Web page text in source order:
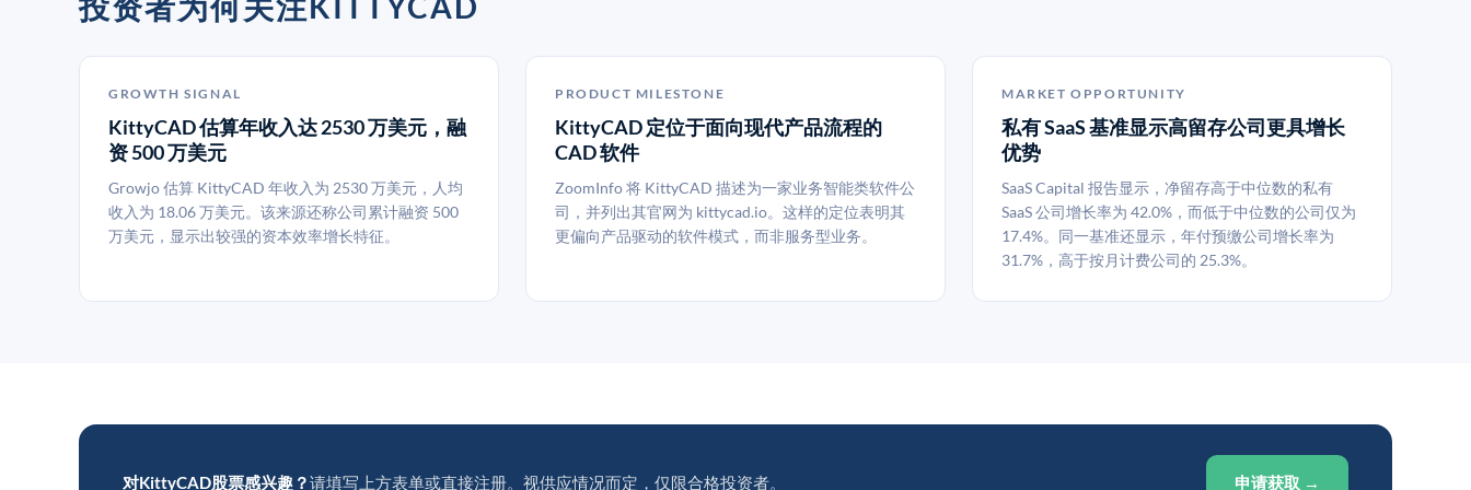
GROWTH SIGNAL
KittyCAD 估算年收入达 2530 万美元，融
资 500 万美元
Growjo 估算 KittyCAD 年收入为 2530 万美元，人均
收入为 18.06 万美元。该来源还称公司累计融资 500
万美元，显示出较强的资本效率增长特征。
PRODUCT MILESTONE
KittyCAD 定位于面向现代产品流程的
CAD 软件
ZoomInfo 将 KittyCAD 描述为一家业务智能类软件公
司，并列出其官网为 kittycad.io。这样的定位表明其
更偏向产品驱动的软件模式，而非服务型业务。
MARKET OPPORTUNITY
私有 SaaS 基准显示高留存公司更具增长
优势
SaaS Capital 报告显示，净留存高于中位数的私有
SaaS 公司增长率为 42.0%，而低于中位数的公司仅为
17.4%。同一基准还显示，年付预缴公司增长率为
31.7%，高于按月计费公司的 25.3%。
对KittyCAD股票感兴趣？请填写上方表单或直接注册。视供应情况而定，仅限合格投资者。 申请获取 →